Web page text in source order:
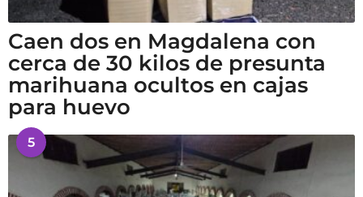
Caen dos en Magdalena con
cerca de 30 kilos de presunta
marihuana ocultos en cajas
para huevo
5